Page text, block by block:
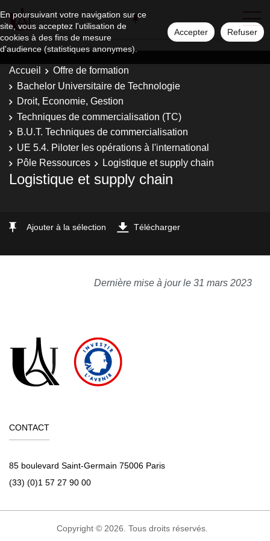
En poursuivant votre navigation sur ce
site, vous acceptez l'utilisation de
cookies à des fins de mesure
d'audience (statistiques anonymes).
Accepter Refuser
Accueil
Offre de formation
Bachelor Universitaire de Technologie
Droit, Economie, Gestion
Techniques de commercialisation (TC)
B.U.T. Techniques de commercialisation
UE 5.4. Piloter les opérations à l'international
Pôle Ressources
Logistique et supply chain
Logistique et supply chain
Ajouter à la sélection Télécharger
Dernière mise à jour le 31 mars 2023
CONTACT
85 boulevard Saint-Germain 75006 Paris
(33) (0)1 57 27 90 00
Copyright © 2026. Tous droits réservés.